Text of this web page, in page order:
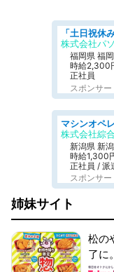
株式会社パ
福岡県 福
時給2,300
正社員
スポンサ
株式会社綜
新潟県 新
時給1,300
正社員 / 派
スポンサ
姉妹サイト
松の
了に